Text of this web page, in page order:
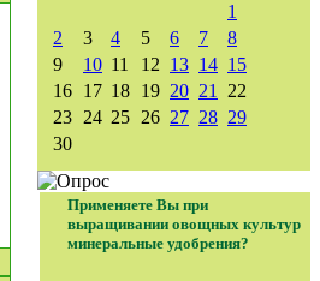
1
2
3 4 5 6 7
8
9
10 11 12 13 14 15
16 17 18 19 20 21
22
23 24 25 26 27 28 29
30
Применяете Вы при
выращивании овощных культур
минеральные удобрения?